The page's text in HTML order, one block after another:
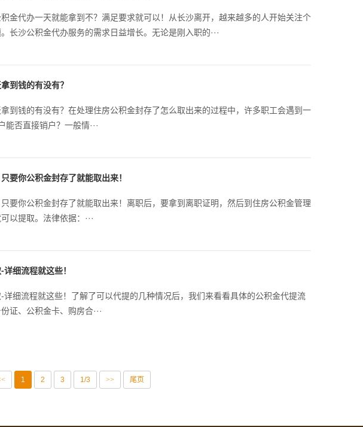
金代办一天就能拿到不？满足要求就可以！从长沙离开，越来越多的人开始关注个
长沙公积金代办服务的需求日益增长。无论是刚入职的···
到钱的有没有？
到钱的有没有？在处理住房公积金封存了怎么取出来的过程中，许多职工会遇到一
否直接销户？一般情···
要你公积金封存了就能取出来！
要你公积金封存了就能取出来！离职后，要拿到离职证明，然后到住房公积金管理
以提取。法律依据：···
细流程就这些！
详细流程就这些！了解了可以代提的几种情况后，我们来看看具体的公积金代提流
证、公积金卡、购房合···
1 2 3 1/3 >> 尾页